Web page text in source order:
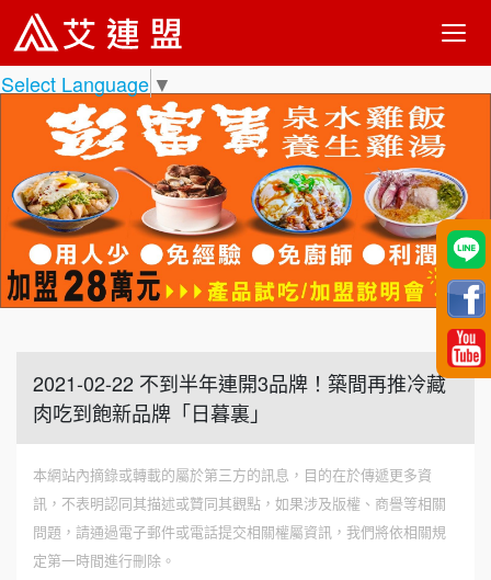
Select Language ▼
2021-02-22 不到半年連開3品牌！築間再推冷藏
肉吃到飽新品牌「日暮裏」
本網站內摘錄或轉載的屬於第三方的訊息，目的在於傳遞更多資
訊，不表明認同其描述或贊同其觀點，如果涉及版權、商譽等相關
問題，請通過電子郵件或電話提交相關權屬資訊，我們將依相關規
定第一時間進行刪除。